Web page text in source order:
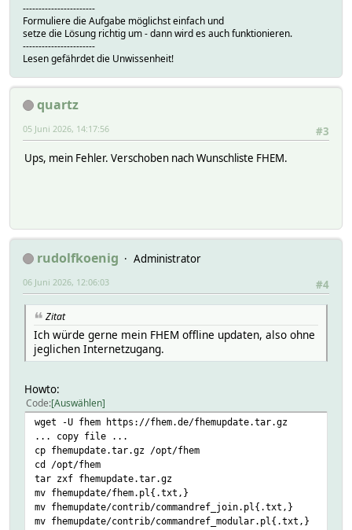
-----------------------
Formuliere die Aufgabe möglichst einfach und
setze die Lösung richtig um - dann wird es auch funktionieren.
-----------------------
Lesen gefährdet die Unwissenheit!
quartz
#3
05 Juni 2026, 14:17:56
Ups, mein Fehler. Verschoben nach Wunschliste FHEM.
rudolfkoenig
Administrator
#4
06 Juni 2026, 12:06:03
Zitat
Ich würde gerne mein FHEM offline updaten, also ohne
jeglichen Internetzugang.
Howto:
Code Auswählen
wget -U fhem https://fhem.de/fhemupdate.tar.gz
... copy file ...
cp fhemupdate.tar.gz /opt/fhem
cd /opt/fhem
tar zxf fhemupdate.tar.gz
mv fhemupdate/fhem.pl{.txt,}
mv fhemupdate/contrib/commandref_join.pl{.txt,}
mv fhemupdate/contrib/commandref_modular.pl{.txt,}